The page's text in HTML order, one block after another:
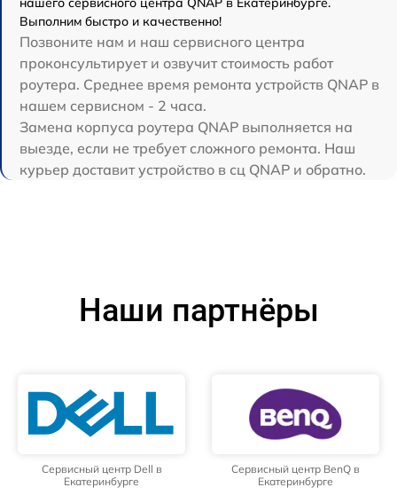
Выполним быстро и качественно!
Позвоните нам и наш сервисного центра
проконсультирует и озвучит стоимость работ
роутера. Среднее время ремонта устройств QNAP в
нашем сервисном - 2 часа.
Замена корпуса роутера QNAP выполняется на
выезде, если не требует сложного ремонта. Наш
курьер доставит устройство в сц QNAP и обратно.
Наши партнёры
Сервисный центр Dell в
Екатеринбурге
Сервисный центр BenQ в
Екатеринбурге